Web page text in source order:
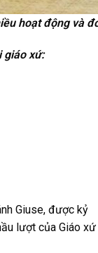
hoạt động và
giáo xứ:
Giuse, được kỷ
lượt của Giáo xứ